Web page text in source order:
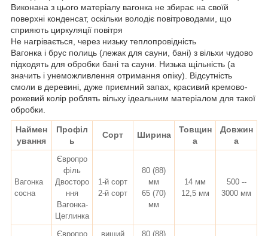
Виконана з цього матеріалу вагонка не збирає на своїй
поверхні конденсат, оскільки володіє повітроводами, що
сприяють циркуляції повітря
Не нагрівається, через низьку теплопровідність
Вагонка і брус полиць (лежак для сауни, бані) з вільхи чудово
підходять для обробки бані та сауни. Низька щільність (а
значить і унеможливлення отримання опіку). Відсутність
смоли в деревині, дуже приємний запах, красивий кремово-
рожевий колір роблять вільху ідеальним матеріалом для такої
обробки.
Наймен
ування
Профіл
ь
Сорт Ширина
Товщин
а
Довжин
а
Вагонка
сосна
Європро
філь
Двосторо
ння
Вагонка-
Цеглинка
1-й сорт
2-й сорт
80 (88)
мм
65 (70)
мм
14 мм
12,5 мм
500 --
3000 мм
Європро
вищий
80 (88)